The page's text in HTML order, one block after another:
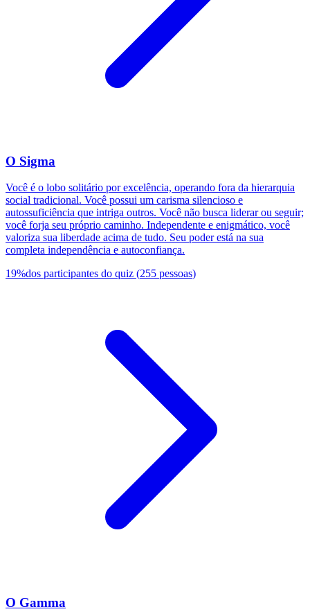
O Sigma
Você é o lobo solitário por excelência, operando fora da hierarquia
social tradicional. Você possui um carisma silencioso e
autossuficiência que intriga outros. Você não busca liderar ou seguir;
você forja seu próprio caminho. Independente e enigmático, você
valoriza sua liberdade acima de tudo. Seu poder está na sua
completa independência e autoconfiança.
19%dos participantes do quiz (255 pessoas)
O Gamma